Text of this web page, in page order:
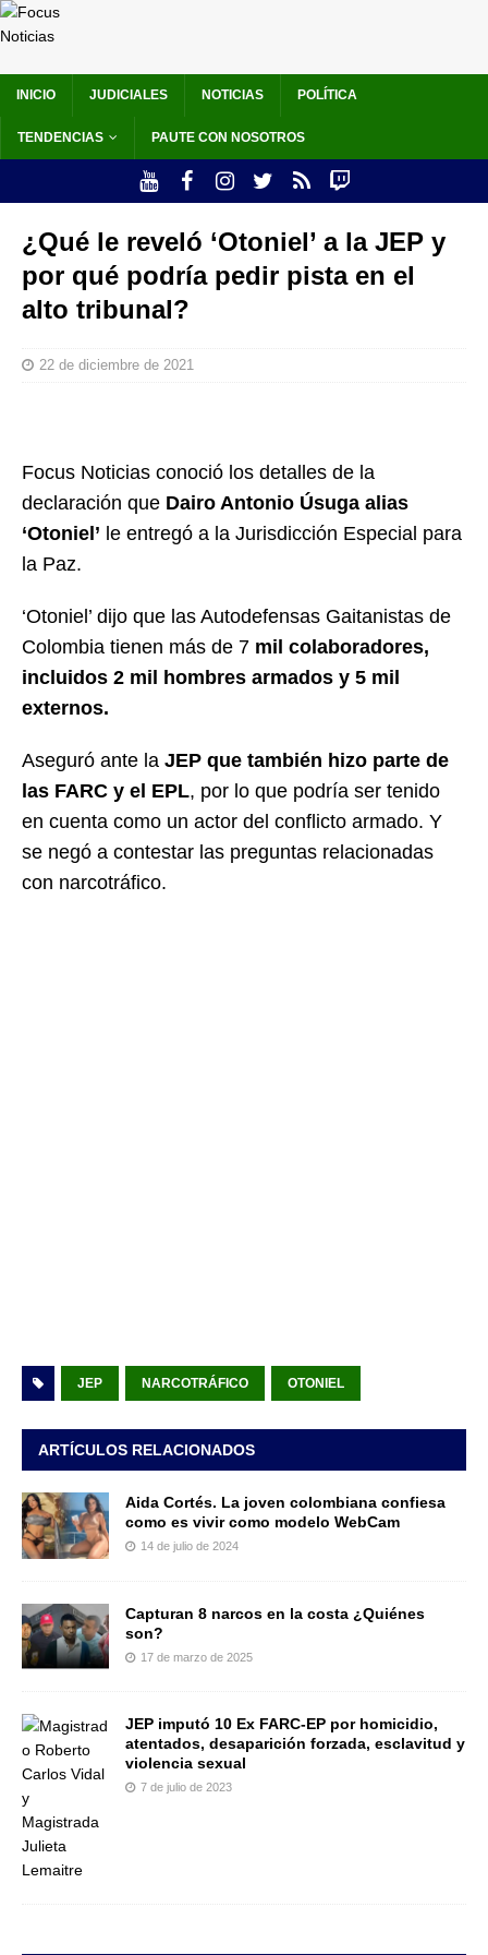
INICIO JUDICIALES NOTICIAS POLÍTICA
TENDENCIAS PAUTE CON NOSOTROS
¿Qué le reveló ‘Otoniel’ a la JEP y
por qué podría pedir pista en el
alto tribunal?
22 de diciembre de 2021
Focus Noticias conoció los detalles de la
declaración que Dairo Antonio Úsuga alias
‘Otoniel’ le entregó a la Jurisdicción Especial para
la Paz.
‘Otoniel’ dijo que las Autodefensas Gaitanistas de
Colombia tienen más de 7 mil colaboradores,
incluidos 2 mil hombres armados y 5 mil
externos.
Aseguró ante la JEP que también hizo parte de
las FARC y el EPL, por lo que podría ser tenido
en cuenta como un actor del conflicto armado. Y
se negó a contestar las preguntas relacionadas
con narcotráfico.
JEP NARCOTRÁFICO OTONIEL
ARTÍCULOS RELACIONADOS
Aida Cortés. La joven colombiana confiesa
como es vivir como modelo WebCam
14 de julio de 2024
Capturan 8 narcos en la costa ¿Quiénes
son?
17 de marzo de 2025
JEP imputó 10 Ex FARC-EP por homicidio,
atentados, desaparición forzada, esclavitud y
violencia sexual
7 de julio de 2023